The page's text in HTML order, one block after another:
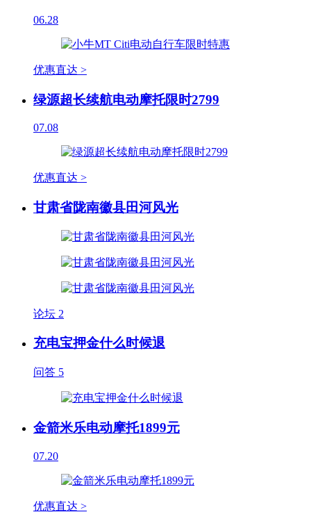
06.28
优惠直达 >
绿源超长续航电动摩托限时2799
07.08
优惠直达 >
甘肃省陇南徽县田河风光
论坛 2
充电宝押金什么时候退
问答 5
金箭米乐电动摩托1899元
07.20
优惠直达 >